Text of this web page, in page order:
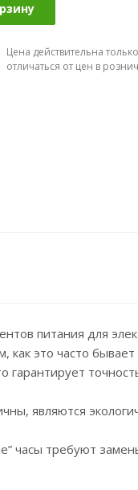
Цена действительна
отличаться от цен в
питания для
это часто
являются
часы требуют